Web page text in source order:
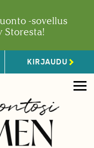
-sovellus
Storesta!
KIRJAUDU